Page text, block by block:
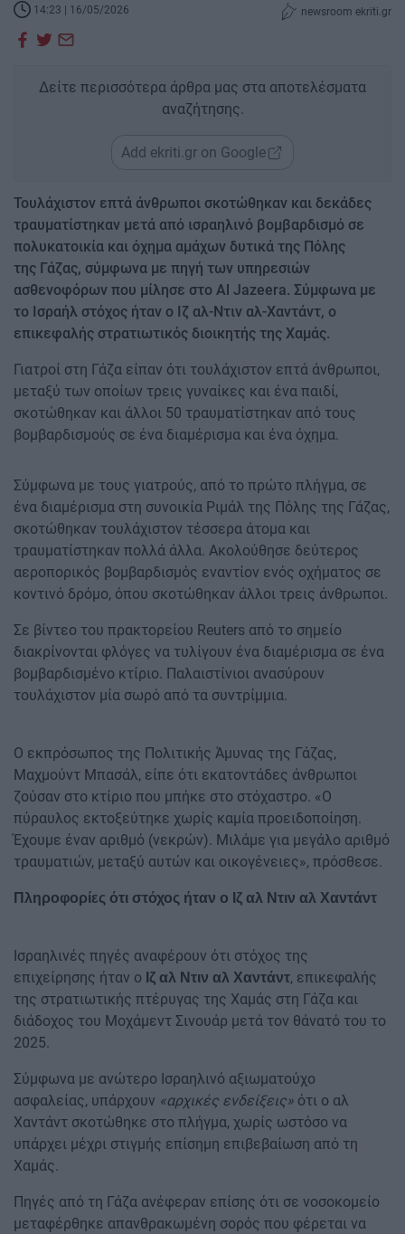
14:23 | 16/05/2026 newsroom ekriti.gr
Δείτε περισσότερα άρθρα μας στα αποτελέσματα
αναζήτησης.
Add ekriti.gr on Google
Τουλάχιστον επτά άνθρωποι σκοτώθηκαν και δεκάδες
τραυματίστηκαν μετά από ισραηλινό βομβαρδισμό σε
πολυκατοικία και όχημα αμάχων δυτικά της Πόλης
της Γάζας, σύμφωνα με πηγή των υπηρεσιών
ασθενοφόρων που μίλησε στο Al Jazeera. Σύμφωνα με
το Ισραήλ στόχος ήταν ο Ιζ αλ-Ντιν αλ-Χαντάντ, ο
επικεφαλής στρατιωτικός διοικητής της Χαμάς.
Γιατροί στη Γάζα είπαν ότι τουλάχιστον επτά άνθρωποι,
μεταξύ των οποίων τρεις γυναίκες και ένα παιδί,
σκοτώθηκαν και άλλοι 50 τραυματίστηκαν από τους
βομβαρδισμούς σε ένα διαμέρισμα και ένα όχημα.
Σύμφωνα με τους γιατρούς, από το πρώτο πλήγμα, σε
ένα διαμέρισμα στη συνοικία Ριμάλ της Πόλης της Γάζας,
σκοτώθηκαν τουλάχιστον τέσσερα άτομα και
τραυματίστηκαν πολλά άλλα. Ακολούθησε δεύτερος
αεροπορικός βομβαρδισμός εναντίον ενός οχήματος σε
κοντινό δρόμο, όπου σκοτώθηκαν άλλοι τρεις άνθρωποι.
Σε βίντεο του πρακτορείου Reuters από το σημείο
διακρίνονται φλόγες να τυλίγουν ένα διαμέρισμα σε ένα
βομβαρδισμένο κτίριο. Παλαιστίνιοι ανασύρουν
τουλάχιστον μία σωρό από τα συντρίμμια.
Ο εκπρόσωπος της Πολιτικής Άμυνας της Γάζας,
Μαχμούντ Μπασάλ, είπε ότι εκατοντάδες άνθρωποι
ζούσαν στο κτίριο που μπήκε στο στόχαστρο. «Ο
πύραυλος εκτοξεύτηκε χωρίς καμία προειδοποίηση.
Έχουμε έναν αριθμό (νεκρών). Μιλάμε για μεγάλο αριθμό
τραυματιών, μεταξύ αυτών και οικογένειες», πρόσθεσε.
Πληροφορίες ότι στόχος ήταν ο Ιζ αλ Ντιν αλ Χαντάντ
Ισραηλινές πηγές αναφέρουν ότι στόχος της
επιχείρησης ήταν ο Ιζ αλ Ντιν αλ Χαντάντ, επικεφαλής
της στρατιωτικής πτέρυγας της Χαμάς στη Γάζα και
διάδοχος του Μοχάμεντ Σινουάρ μετά τον θάνατό του το
2025.
Σύμφωνα με ανώτερο Ισραηλινό αξιωματούχο
ασφαλείας, υπάρχουν «αρχικές ενδείξεις» ότι ο αλ
Χαντάντ σκοτώθηκε στο πλήγμα, χωρίς ωστόσο να
υπάρχει μέχρι στιγμής επίσημη επιβεβαίωση από τη
Χαμάς.
Πηγές από τη Γάζα ανέφεραν επίσης ότι σε νοσοκομείο
μεταφέρθηκε απανθρακωμένη σορός που φέρεται να